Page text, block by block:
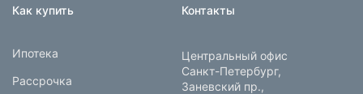
Как купить
Ипотека
Рассрочка
Контакты
Центральный офис
Санкт-Петербург,
Заневский пр.,